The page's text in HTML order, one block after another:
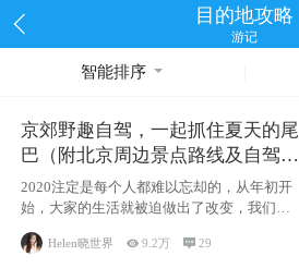
目的地攻略
游记
智能排序
京郊野趣自驾，一起抓住夏天的尾
巴（附北京周边景点路线及自驾攻
略）
2020注定是每个人都难以忘却的，从年初开
始，大家的生活就被迫做出了改变，我们也
不例外。本来双双辞职是为
Helen晓世界 9.2万 29